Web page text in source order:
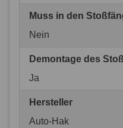
Muss in den
Nein
Demontage des
Ja
Hersteller
Auto-Hak